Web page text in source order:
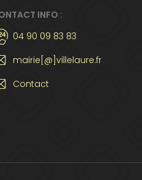
INFO :
04 90 09 83 83
mairie[@]villelaure.fr
Contact